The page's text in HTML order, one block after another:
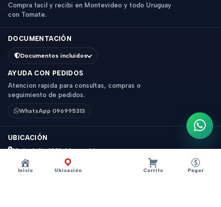
Inicio Ubicación Carrito Pagar
Compra facil y recibi en Montevideo y todo Uruguay
con Tomate.
DOCUMENTACIÓN
Documentos incluidos
AYUDA CON PEDIDOS
Atencion rapida para consultas, compras o
seguimiento de pedidos.
WhatsApp 096995313
UBICACIÓN
18 de Julio 1831, Montevideo
Horario: 9 a 18 hs